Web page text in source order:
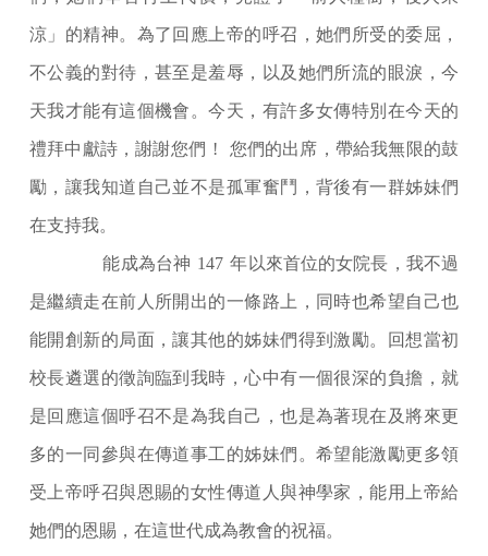
涼」的精神。為了回應上帝的呼召，她們所受的委屈，
不公義的對待，甚至是羞辱，以及她們所流的眼淚，今
天我才能有這個機會。今天，有許多女傳特別在今天的
禮拜中獻詩，謝謝您們 ! 您們的出席，帶給我無限的鼓
勵，讓我知道自己並不是孤軍奮鬥，背後有一群姊妹們
在支持我。
能成為台神 147 年以來首位的女院長，我不過
是繼續走在前人所開出的一條路上，同時也希望自己也
能開創新的局面，讓其他的姊妹們得到激勵。回想當初
校長遴選的徵詢臨到我時，心中有一個很深的負擔，就
是回應這個呼召不是為我自己，也是為著現在及將來更
多的一同參與在傳道事工的姊妹們。希望能激勵更多領
受上帝呼召與恩賜的女性傳道人與神學家，能用上帝給
她們的恩賜，在這世代成為教會的祝福。